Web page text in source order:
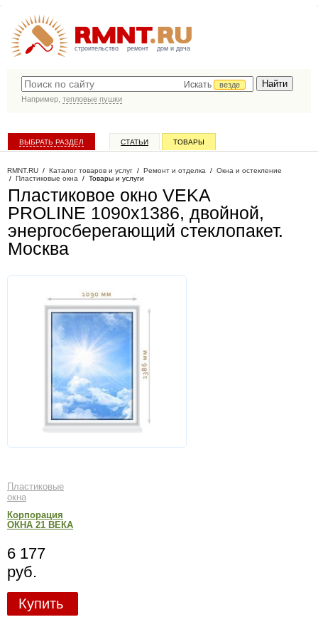
строительство ремонт дом и дача
Искать
везде
Например, тепловые пушки
ВЫБРАТЬ РАЗДЕЛ СТАТЬИ ТОВАРЫ
RMNT.RU / Каталог товаров и услуг / Ремонт и отделка / Окна и остекление
/ Пластиковые окна / Товары и услуги
Пластиковое окно VEKA
PROLINE 1090х1386, двойной,
энергосберегающий стеклопакет.
Москва
Пластиковые
окна
Корпорация
ОКНА 21 ВЕКА
6 177
руб.
Купить